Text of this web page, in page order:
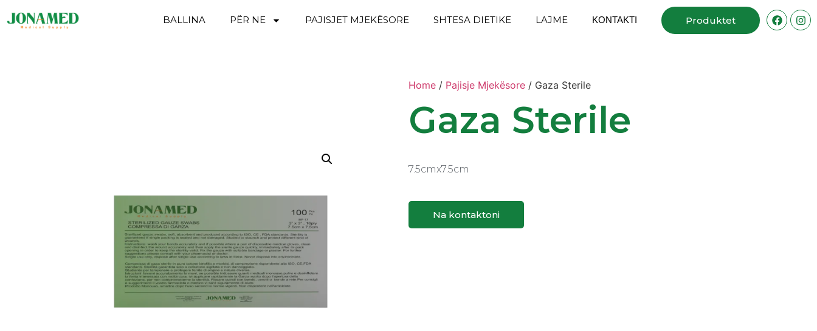
BALLINA PËR NE PAJISJET MJEKËSORE SHTESA DIETIKE LAJME ΚΟΝΤΑΚΤΙ Produktet
Home / Pajisje Mjekësore / ‎Gaza Sterile
‎Gaza Sterile
‎7.5cmx7.5cm
Na kontaktoni